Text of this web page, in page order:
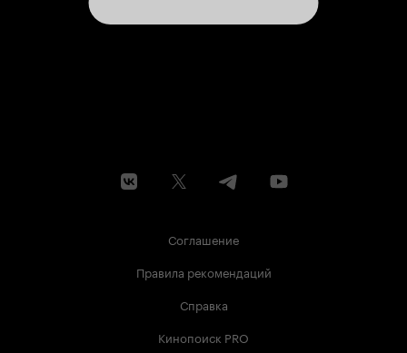
Соглашение
Правила рекомендаций
Справка
Кинопоиск PRO